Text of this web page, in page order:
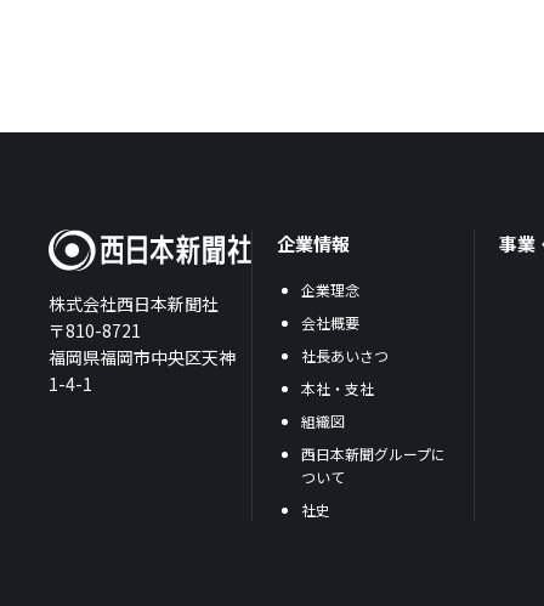
株式会社西日本新聞社
〒810-8721
福岡県福岡市中央区天神
1-4-1
企業情報
企業理念
会社概要
社長あいさつ
本社・支社
組織図
西日本新聞グループに
ついて
社史
事業